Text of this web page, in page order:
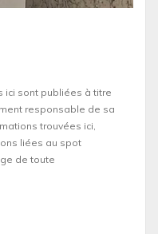
ici sont publiées à titre
responsable de sa
trouvées ici,
liées au spot
de toute